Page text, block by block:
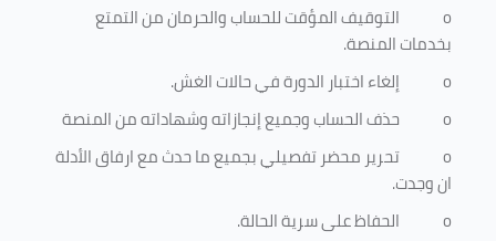
o
التوقيف المؤقت للحساب والحرمان من التمتع
بخدمات المنصة.
o
إلغاء اختبار الدورة في حالات الغش.
o
حذف الحساب وجميع إنجازاته وشهاداته من المنصة
o
تحرير محضر تفصيلي بجميع ما حدث مع ارفاق الأدلة
ان وجدت.
o
الحفاظ على سرية الحالة.